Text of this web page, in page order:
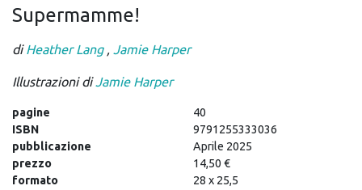
Supermamme!
diHeather Lang , Jamie Harper
Illustrazioni diJamie Harper
pagine
40
ISBN
9791255333036
pubblicazione
Aprile 2025
prezzo
14,50 €
formato
28 x 25,5